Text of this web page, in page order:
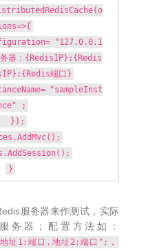
"127.0.0.1
器：{RedisIP}:{Redis
端口}
"sampleInst
;
});
}
服务器来作测试，实际
务器；配置方法如：
址1:端口,地址2:端口";，